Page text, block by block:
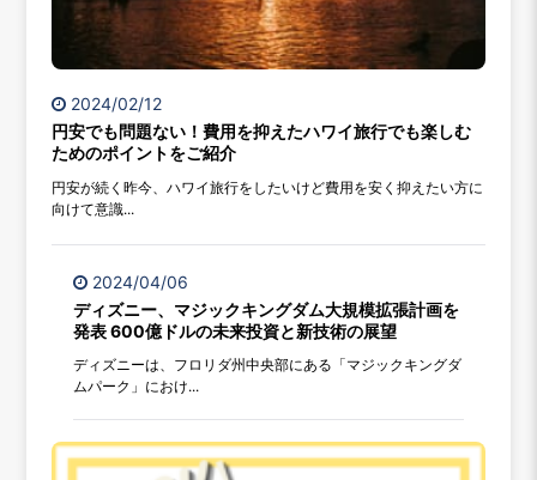
2024/02/12
円安でも問題ない！費用を抑えたハワイ旅行でも楽しむ
ためのポイントをご紹介
円安が続く昨今、ハワイ旅行をしたいけど費用を安く抑えたい方に
向けて意識...
2024/04/06
ディズニー、マジックキングダム大規模拡張計画を
発表 600億ドルの未来投資と新技術の展望
ディズニーは、フロリダ州中央部にある「マジックキングダ
ムパーク」におけ...